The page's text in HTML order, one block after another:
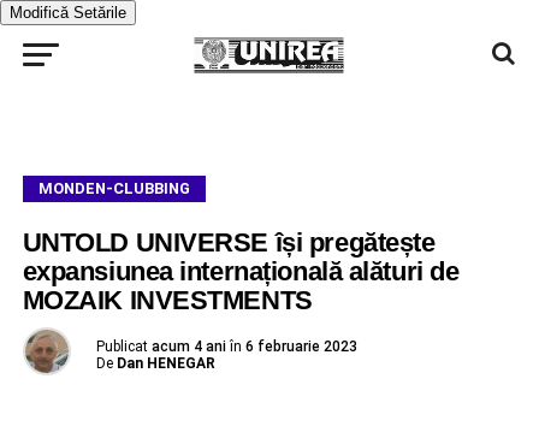
Modifică Setările
MONDEN-CLUBBING
UNTOLD UNIVERSE își pregătește
expansiunea internațională alături de
MOZAIK INVESTMENTS
Publicat acum 4 ani în 6 februarie 2023
De Dan HENEGAR